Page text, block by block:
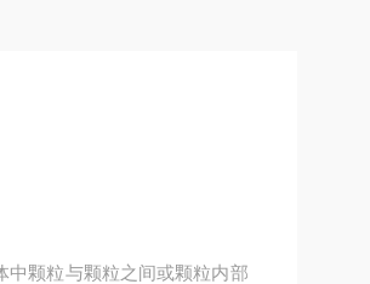
中颗粒与颗粒之间或颗粒内部